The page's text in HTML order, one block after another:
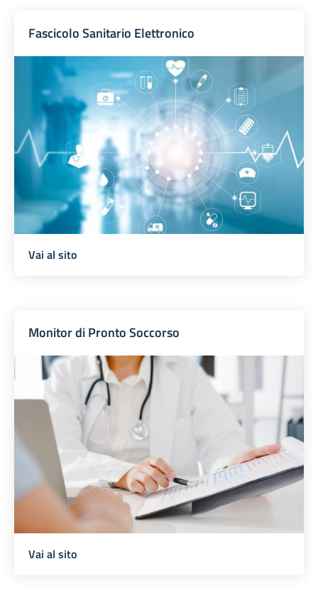
Fascicolo Sanitario Elettronico
Vai al sito
Monitor di Pronto Soccorso
Vai al sito